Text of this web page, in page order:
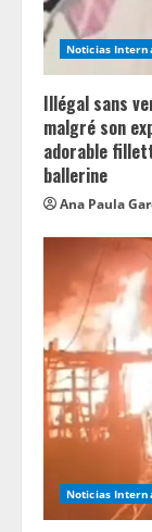
Noticias
Illégal sans
malgré son
adorable
ballerine
Ana Paula
Noticias